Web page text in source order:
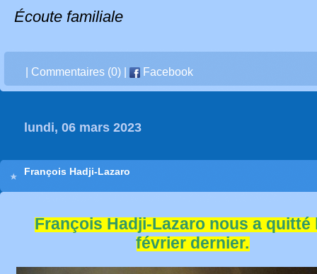
Écoute familiale
Commentaires (0) Facebook
lundi, 06 mars 2023
François Hadji-Lazaro
François Hadji-Lazaro nous a quitté
février dernier.